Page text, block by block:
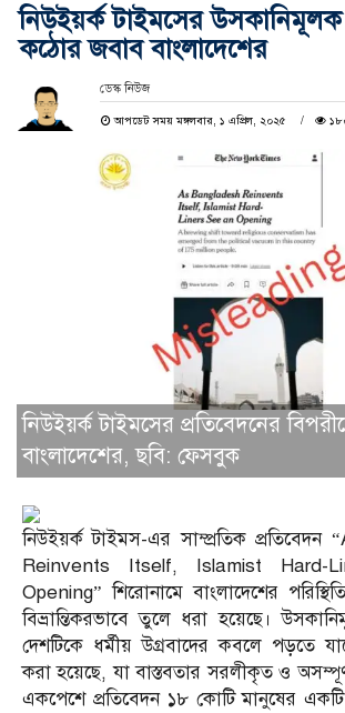
নিউইয়র্ক টাইমসের উসকানিমূলক
কঠোর জবাব বাংলাদেশের
ডেস্ক নিউজ
আপডেট সময় মঙ্গলবার, ১ এপ্রিল, ২০২৫
নিউইয়র্ক টাইমসের প্রতিবেদনের
বাংলাদেশের, ছবি: ফেসবুক
নিউইয়র্ক টাইমস-এর সাম্প্রতিক
Reinvents Itself, Islamist Hard-
Opening” শিরোনামে বাংলাদেশের
বিভ্রান্তিকরভাবে তুলে ধরা হয়েছে।
দেশটিকে ধর্মীয় উগ্রবাদের কবলে পড়তে
করা হয়েছে, যা বাস্তবতার সরলীকৃত ও
একপেশে প্রতিবেদন ১৮ কোটি মানুষের একটি